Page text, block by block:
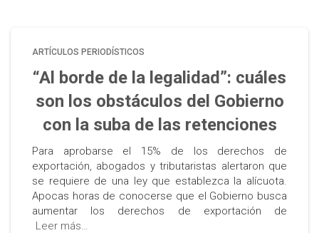
ARTÍCULOS PERIODÍSTICOS
“Al borde de la legalidad”: cuáles
son los obstáculos del Gobierno
con la suba de las retenciones
Para aprobarse el 15% de los derechos de
exportación, abogados y tributaristas alertaron que
se requiere de una ley que establezca la alícuota.
Apocas horas de conocerse que el Gobierno busca
aumentar los derechos de exportación de
Leer más…